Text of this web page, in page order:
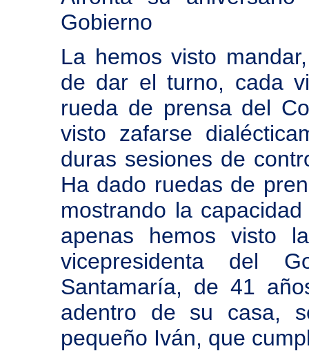
Gobierno
La hemos visto
de dar el turno, cada
rueda de prensa del
visto zafarse
duras sesiones de
Ha dado ruedas de
mostrando la
apenas hemos visto
vicepresidenta del
Santamaría, de 41
adentro de su casa,
pequeño Iván, que